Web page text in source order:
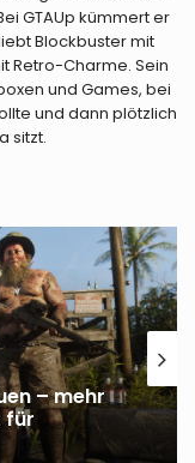
GTAUp kümmert er
Blockbuster mit
Retro-Charme. Sein
und Games, bei
und dann plötzlich
sitzt.
– mehr
für